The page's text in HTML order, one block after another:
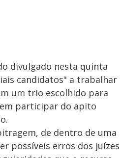
divulgado nesta quinta
candidatos" a trabalhar
um trio escolhido para
participar do apito
de dentro de uma
possíveis erros dos juízes